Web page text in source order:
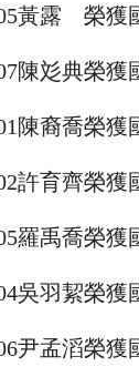
黃露 榮獲
陳彣典榮獲
陳裔喬榮獲
許育齊榮獲
羅禹喬榮獲
吳羽絜榮獲
尹孟滔榮獲